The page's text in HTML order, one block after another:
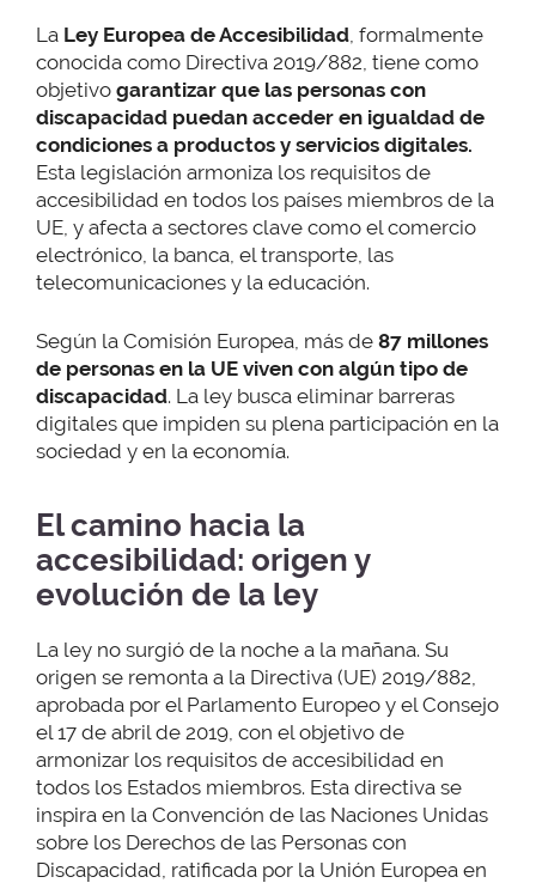
La Ley Europea de Accesibilidad, formalmente
conocida como Directiva 2019/882, tiene como
objetivo garantizar que las personas con
discapacidad puedan acceder en igualdad de
condiciones a productos y servicios digitales.
Esta legislación armoniza los requisitos de
accesibilidad en todos los países miembros de la
UE, y afecta a sectores clave como el comercio
electrónico, la banca, el transporte, las
telecomunicaciones y la educación.
Según la Comisión Europea, más de 87 millones
de personas en la UE viven con algún tipo de
discapacidad. La ley busca eliminar barreras
digitales que impiden su plena participación en la
sociedad y en la economía.
El camino hacia la
accesibilidad: origen y
evolución de la ley
La ley no surgió de la noche a la mañana. Su
origen se remonta a la Directiva (UE) 2019/882,
aprobada por el Parlamento Europeo y el Consejo
el 17 de abril de 2019, con el objetivo de
armonizar los requisitos de accesibilidad en
todos los Estados miembros. Esta directiva se
inspira en la Convención de las Naciones Unidas
sobre los Derechos de las Personas con
Discapacidad, ratificada por la Unión Europea en